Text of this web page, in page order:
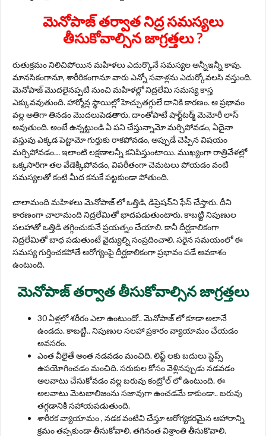
మెనోపాజ్ తర్వాత నిద్ర సమస్యలు
తీసుకోవాల్సిన జాగ్రత్తలు ?
రుతుక్రమం నిలిచిపోయిన మహిళలు ఎదుర్కొనే సమస్యల అన్నీఇన్నీ కావు.
మానసికంగానూ, శారీరికంగానూ వారు ఎన్నో సవాళ్లను ఎదుర్కోవలసి వస్తుంది.
మెనోపాజ్‌ మొదలైనప్పటి నుంచి మహిళల్లో నిద్రలేమి సమస్య కాస్త
ఎక్కువవుతుంది. హార్మోన్ల స్థాయిల్లో హెచ్చుతగ్గులే దానికి కారణం. ఆ ప్రభావం
వల్ల అతిగా తినడం మొదలుపెడతారు. దాంతోపాటే షార్ట్‌టర్మ్‌ మెమోరీ లాస్‌
అవుతుంది. అంటే ఉన్నట్టుండి ఏ పని చేస్తున్నామో మర్చిపోవడం, ఏదైనా
వస్తువు ఎక్కడ పెట్టామో గుర్తుకు రాకపోవడం, అప్పుడే చెప్పిన విషయం
మర్చిపోవడం… ఇలాంటి లక్షణాలన్నీ కనిపిస్తుంటాయి. ముఖ్యంగా రాత్రివేళల్లో
ఒక్కసారిగా తల వేడెక్కిపోవడం, విపరీతంగా చెమటలు పోయడం వంటి
సమస్యలతో కంటి మీద కనుకే పట్టకుండా పోతుంది.
చాలామంది మ‌హిళ‌లు మెనోపాజ్ లో ఒత్తిడి, డిప్రెష‌న్‌ని ఫేస్ చేస్తారు. దీని
కారణంగా చాలామంది నిద్రలేమితో భాదపడుతుంటారు. కాబ‌ట్టి నిపుణుల
స‌ల‌హాతో ఒత్తిడి త‌గ్గించుకునే ప్ర‌య‌త్నం చేయాలి. కానీ దీర్ఘకాలికంగా
నిద్రలేమితో బాధ పడుతుంటే వైద్యుల్ని సంప్రదించాలి. సరైన సమయంలో ఈ
సమస్య గుర్తించకపోతే ఆరోగ్యంపై దీర్ఘకాలికంగా ప్రభావం పడే అవకాశం
ఉంటుంది.
మెనోపాజ్ తర్వాత తీసుకోవాల్సిన జాగ్రత్తలు
30 ఏళ్ల‌లో శ‌రీరం ఎలా ఉంటుందో.. మెనోపాజ్ లో కూడా అలానే
ఉండ‌దు. కాబ‌ట్టి.. నిపుణుల స‌ల‌హా ప్ర‌కారం వ్యాయామం చేయ‌డం
అవ‌స‌రం.
ఎంత వీలైతే అంత న‌డ‌వ‌డం మంచిది. లిఫ్ట్ ల‌కు బదులు స్టెప్స్
ఉప‌యోగించ‌డం మంచిది. స‌రుకుల కోసం వెళ్లిన‌ప్పుడు న‌డ‌వ‌డం
అల‌వాటు చేసుకోవ‌డం వ‌ల్ల బ‌రువు కంట్రోల్ లో ఉంటుంది. ఈ
అల‌వాటు మెట‌బాలిజంను స‌జావుగా ఉంచ‌డ‌మే కాకుండా.. బ‌రువు
త‌గ్గ‌డానికి స‌హాయ‌ప‌డుతుంది.
శారీరక వ్యాయామం , నడక వంటివి చేస్తూ ఆరోగ్యకరమైన ఆహారాన్ని
క్రమం తప్పకుండా తీసుకోవాలి. త‌గినంత విశ్రాంతి తీసుకొవాలి.